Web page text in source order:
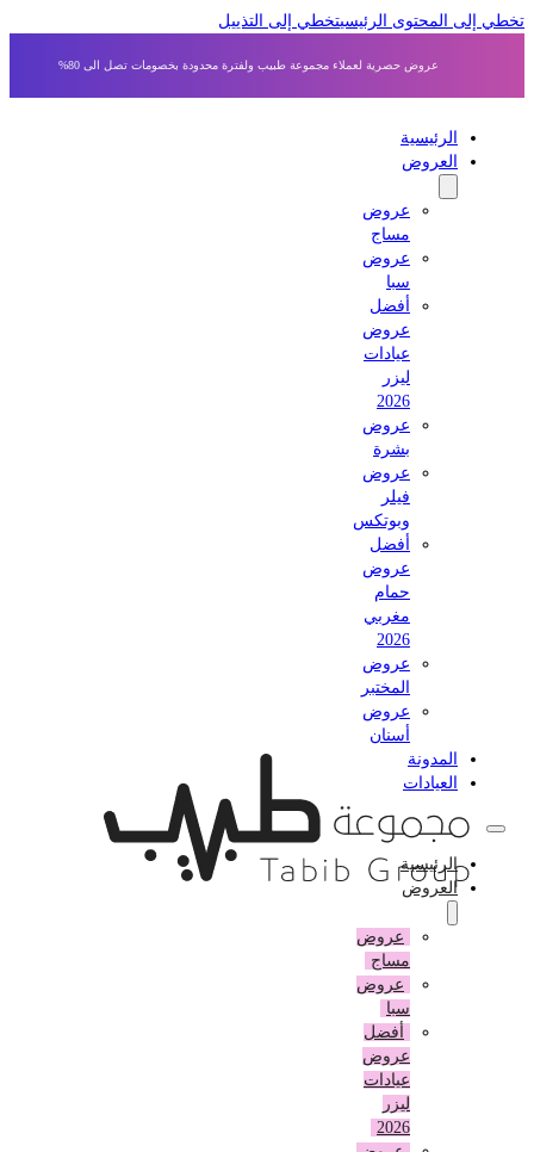
إلى المحتوى الرئيسي تخطي إلى التذييل
عروض حصرية لعملاء مجموعة طبيب ولفترة محدودة بخصومات تصل الى 80%
الرئيسية
العروض
عروض
مساج
عروض
أفضل
عروض
عيادات
عروض
بشرة
عروض
وبوتكس
أفضل
عروض
حمام
مغربي
عروض
المختبر
عروض
أسنان
المدونة
العيادات
الرئيسية
العروض
عروض
مساج
عروض
أفضل
عروض
عيادات